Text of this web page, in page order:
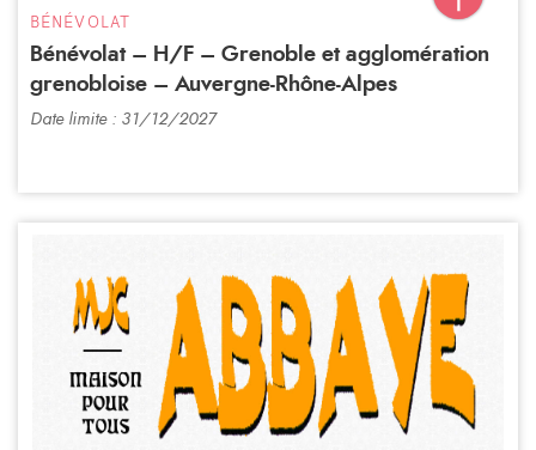
BÉNÉVOLAT
Bénévolat – H/F – Grenoble et agglomération
grenobloise – Auvergne-Rhône-Alpes
Date limite : 31/12/2027